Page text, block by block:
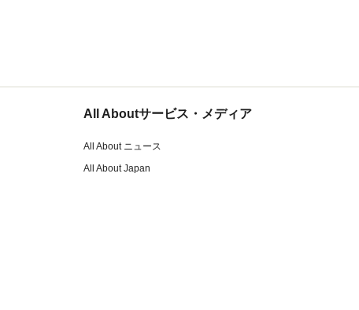
All Aboutサービス・メディア
All About ニュース
All About Japan